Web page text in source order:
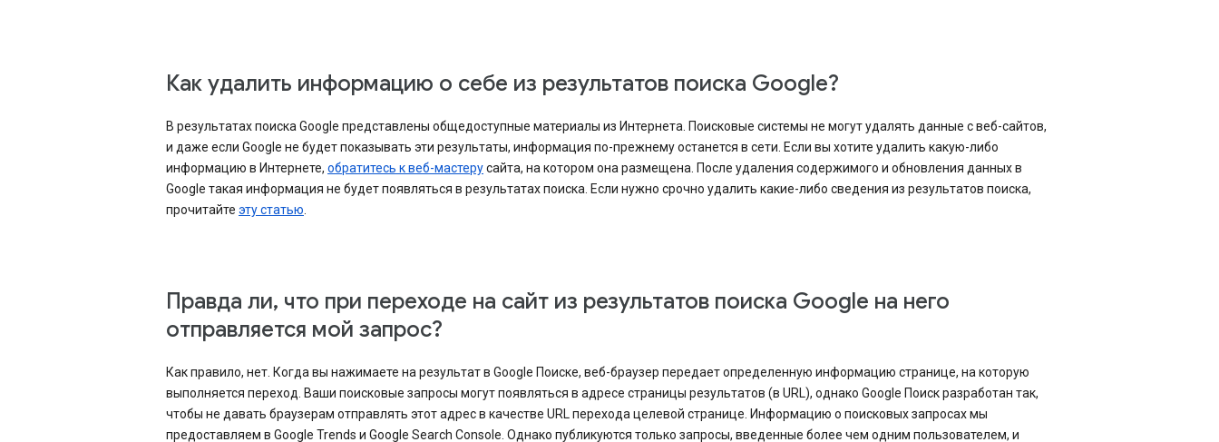
Как удалить информацию о себе из результатов поиска Google?
В результатах поиска Google представлены общедоступные материалы из Интернета. Поисковые системы не могут удалять данные с веб-сайтов,
и даже если Google не будет показывать эти результаты, информация по-прежнему останется в сети. Если вы хотите удалить какую-либо
информацию в Интернете, обратитесь к веб-мастерусайта, на котором она размещена. После удаления содержимого и обновления данных в
Google такая информация не будет появляться в результатах поиска. Если нужно срочно удалить какие-либо сведения из результатов поиска,
прочитайте эту статью
Правда ли, что при переходе на сайт из результатов поиска Google на него
отправляется мой запрос?
Как правило, нет. Когда вы нажимаете на результат в Google Поиске, веб-браузер передает определенную информацию странице, на которую
выполняется переход. Ваши поисковые запросы могут появляться в адресе страницы результатов (в URL), однако Google Поиск разработан так,
чтобы не давать браузерам отправлять этот адрес в качестве URL перехода целевой странице. Информацию о поисковых запросах мы
предоставляем в Google Trends и Google Search Console. Однако публикуются только запросы, введенные более чем одним пользователем, и